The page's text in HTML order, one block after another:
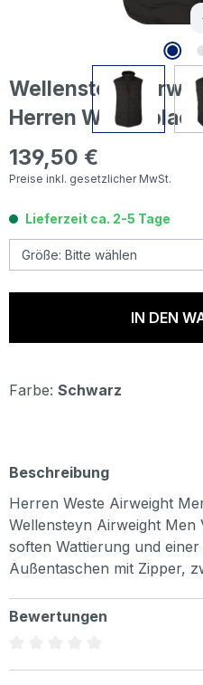
Wellensteyn
Herren Weste black
Regulärer Preis:
139,50 €
Preise inkl. gesetzlicher MwSt.
Lieferzeit ca. 2-5 Tage
IN DEN
Farbe: Schwarz
Beschreibung
Herren Weste Airweight
Wellensteyn Airweight Men
soften Wattierung und
Außentaschen mit Zipper,
Bewertungen